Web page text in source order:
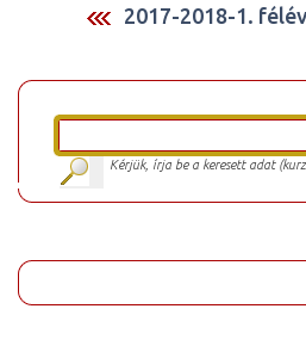
2017-2018-1.
Kérjük, írja be a keresett adat